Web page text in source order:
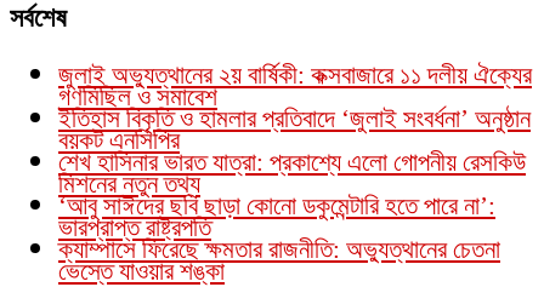
সর্বশেষ
জুলাই অভ্যুত্থানের ২য় বার্ষিকী: কক্সবাজারে ১১ দলীয় ঐক্যের
গণমিছিল ও সমাবেশ
ইতিহাস বিকৃতি ও হামলার প্রতিবাদে ‘জুলাই সংবর্ধনা’ অনুষ্ঠান
বয়কট এনসিপির
শেখ হাসিনার ভারত যাত্রা: প্রকাশ্যে এলো গোপনীয় রেসকিউ
মিশনের নতুন তথ্য
‘আবু সাঈদের ছবি ছাড়া কোনো ডকুমেন্টারি হতে পারে না’:
ভারপ্রাপ্ত রাষ্ট্রপতি
ক্যাম্পাসে ফিরেছে ক্ষমতার রাজনীতি: অভ্যুত্থানের চেতনা
ভেস্তে যাওয়ার শঙ্কা